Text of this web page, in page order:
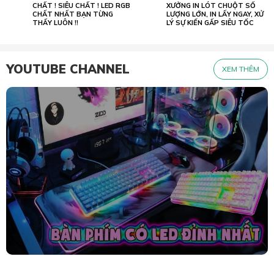
CHẤT ! SIÊU CHẤT ! LED RGB
CHẤT NHẤT BẠN TỪNG
THẤY LUÔN !!
XƯỞNG IN LÓT CHUỘT SỐ
LƯỢNG LỚN, IN LẤY NGAY, XỬ
LÝ SỰ KIẾN GẤP SIÊU TỐC
YOUTUBE CHANNEL XEM THÊM